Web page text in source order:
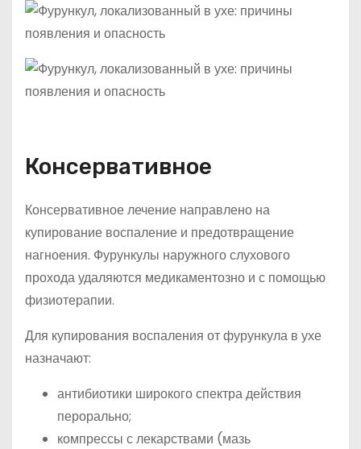
Консервативное
Консервативное лечение направлено на
купирование воспаление и предотвращение
нагноения. Фурункулы наружного слухового
прохода удаляются медикаментозно и с помощью
физиотерапии.
Для купирования воспаления от фурункула в ухе
назначают:
антибиотики широкого спектра действия
перорально;
компрессы с лекарствами (мазь